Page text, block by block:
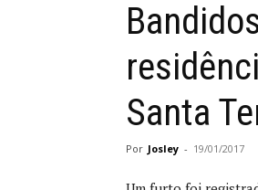
Santa
Por Josley - 19/01/2017